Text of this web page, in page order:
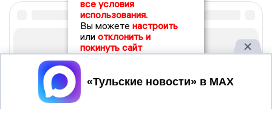
все условия
использования.
Вы можете настроить
или отклонить и
покинуть сайт
Принять